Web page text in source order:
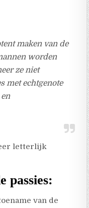
maken van de
worden
ze niet
met echtgenote
letterlijk
passies:
van de